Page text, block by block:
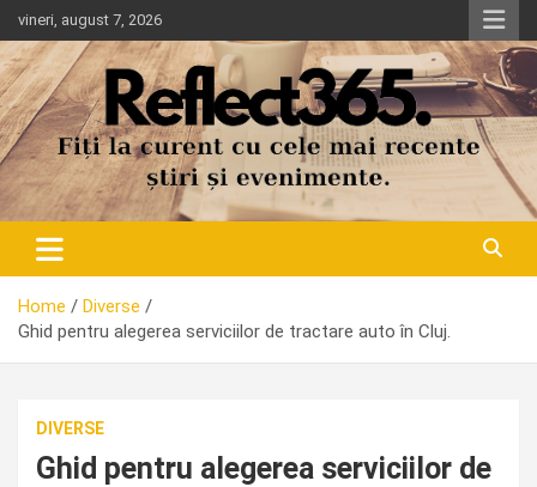
Skip
to
content
vineri, august 7, 2026
Home
Diverse
Ghid pentru alegerea serviciilor de tractare auto în Cluj.
DIVERSE
Ghid pentru alegerea serviciilor de